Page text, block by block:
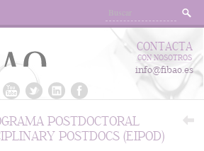
CONTACTA
CON NOSOTROS
info@fibao.es
POSTDOCTORAL
POSTDOCS (EIPOD)